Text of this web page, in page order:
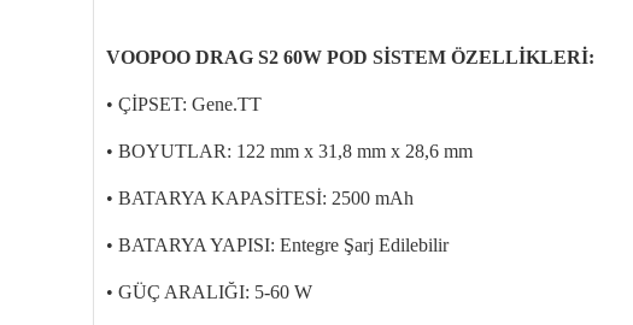
VOOPOO DRAG S2 60W POD SİSTEM ÖZELLİKLERİ:
• ÇİPSET: Gene.TT
• BOYUTLAR: 122 mm x 31,8 mm x 28,6 mm
• BATARYA KAPASİTESİ: 2500 mAh
• BATARYA YAPISI: Entegre Şarj Edilebilir
• GÜÇ ARALIĞI: 5-60 W